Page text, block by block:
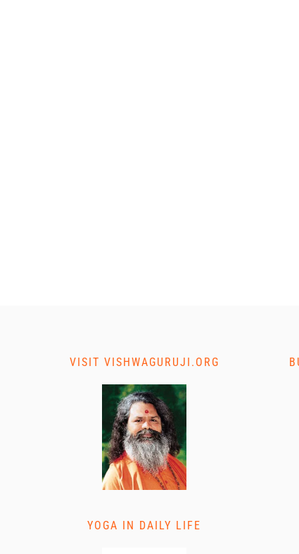
VISIT VISHWAGURUJI.ORG
YOGA IN DAILY LIFE